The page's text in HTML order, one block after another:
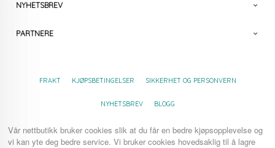
NYHETSBREV
PARTNERE
FRAKT KJØPSBETINGELSER SIKKERHET OG PERSONVERN
NYHETSBREV BLOGG
Vår nettbutikk bruker cookies slik at du får en bedre kjøpsopplevelse og
vi kan yte deg bedre service. Vi bruker cookies hovedsaklig til å lagre